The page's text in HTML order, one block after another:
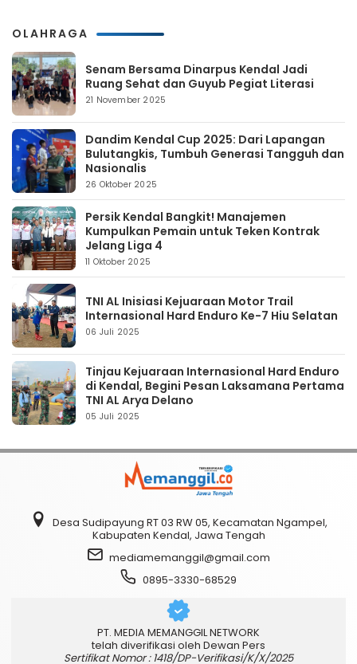
OLAHRAGA
Senam Bersama Dinarpus Kendal Jadi
Ruang Sehat dan Guyub Pegiat Literasi
21 November 2025
Dandim Kendal Cup 2025: Dari Lapangan
Bulutangkis, Tumbuh Generasi Tangguh dan
Nasionalis
26 Oktober 2025
Persik Kendal Bangkit! Manajemen
Kumpulkan Pemain untuk Teken Kontrak
Jelang Liga 4
11 Oktober 2025
TNI AL Inisiasi Kejuaraan Motor Trail
Internasional Hard Enduro Ke-7 Hiu Selatan
06 Juli 2025
Tinjau Kejuaraan Internasional Hard Enduro
di Kendal, Begini Pesan Laksamana Pertama
TNI AL Arya Delano
05 Juli 2025
Desa Sudipayung RT 03 RW 05, Kecamatan Ngampel,
Kabupaten Kendal, Jawa Tengah
mediamemanggil@gmail.com
0895-3330-68529
PT. MEDIA MEMANGGIL NETWORK
telah diverifikasi oleh Dewan Pers
Sertifikat Nomor : 1418/DP-Verifikasi/K/X/2025